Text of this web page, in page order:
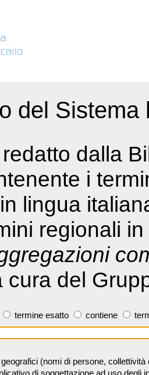
del
dalla
i
lingua
regionali
cura del
termine esatto contiene
(nomi di persone,
di soggettazione ad uso degli